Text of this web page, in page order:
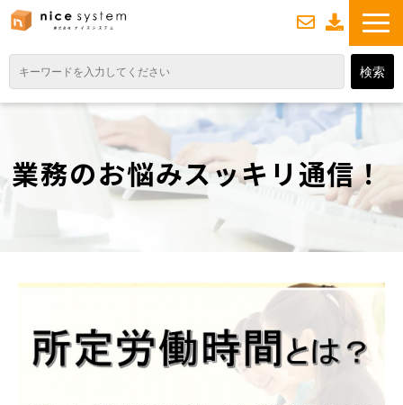
TOP
サービス紹介
業務DXソリューション
業務から探す
業務のお悩みスッキリ通信
業務のお悩みスッキリ通信！